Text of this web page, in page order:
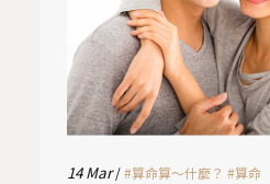
14Mar /#算命算～什麼？ #算命